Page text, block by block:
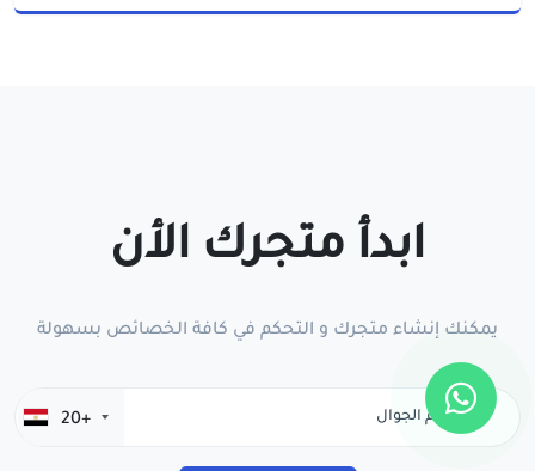
ابدأ متجرك الأن
يمكنك إنشاء متجرك و التحكم في كافة الخصائص بسهولة
+20